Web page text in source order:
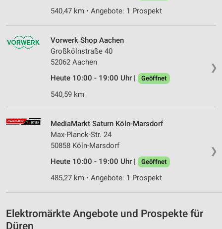
540,47 km • Angebote: 1 Prospekt
❯
Vorwerk Shop Aachen
Großkölnstraße 40
52062 Aachen
Heute 10:00 - 19:00 Uhr |
Geöffnet
540,59 km
❯
MediaMarkt Saturn Köln-Marsdorf
Max-Planck-Str. 24
50858 Köln-Marsdorf
Heute 10:00 - 19:00 Uhr |
Geöffnet
485,27 km • Angebote: 1 Prospekt
Elektromärkte Angebote und Prospekte für
Düren
Messung der Werbeleistung
Analyse von Zielgruppen durch Statistiken oder
Kombinationen von Daten aus verschiedenen
Entwicklung und Verbesserung der Angebote
IAB-Besonderheiten:
Verwendung genauer Standortdaten
Geräte anhand von aktiv angeforderten
Informationen identifizieren
Performance